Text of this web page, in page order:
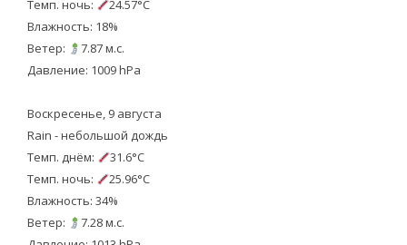
Темп. ночь:
24.57°C
Влажность: 18%
Ветер:
7.87 м.с.
Давление: 1009 hPa
Воскресенье, 9 августа
Rain - небольшой дождь
Темп. днём:
31.6°C
Темп. ночь:
25.96°C
Влажность: 34%
Ветер:
7.28 м.с.